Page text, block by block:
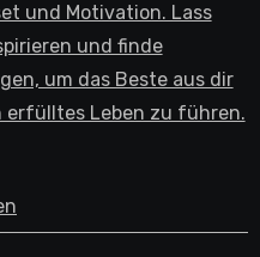
und Motivation. Lass
und finde
um das Beste aus dir
erfülltes Leben zu führen.